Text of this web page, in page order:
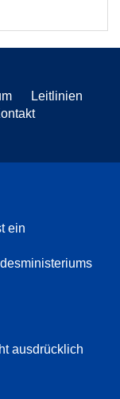
Leitlinien
ein
ausdrücklich